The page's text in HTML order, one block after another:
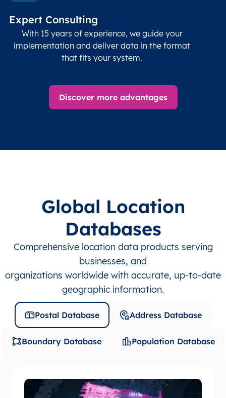
Timezone
Expert Consulting
With 15 years of experience, we guide your
implementation and deliver data in the format
that fits your system.
Discover more advantages
Global Location
Databases
Comprehensive location data products serving
businesses, and
organizations worldwide with accurate, up-to-date
geographic information.
Postal Database Address Database
Boundary Database Population Database